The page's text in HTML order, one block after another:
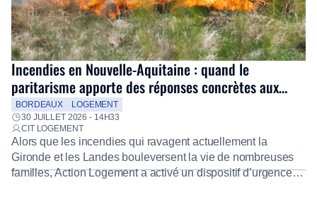
Incendies en Nouvelle-Aquitaine : quand le
paritarisme apporte des réponses concrètes aux
salariés
BORDEAUX
LOGEMENT
30 JUILLET 2026 - 14H33
CIT LOGEMENT
Alors que les incendies qui ravagent actuellement la
Gironde et les Landes bouleversent la vie de nombreuses
familles, Action Logement a activé un dispositif d’urgence